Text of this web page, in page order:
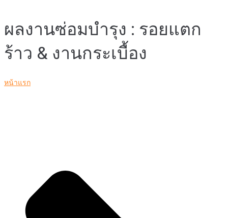
ผลงานซ่อมบำรุง : รอยแตก
ร้าว & งานกระเบื้อง
หน้าแรก